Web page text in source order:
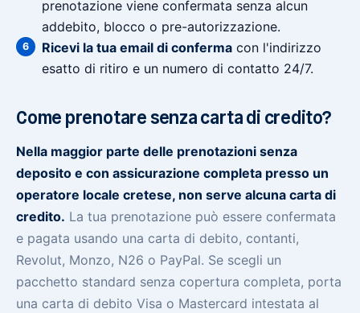
prenotazione viene confermata senza alcun
addebito, blocco o pre-autorizzazione.
Ricevi la tua email di conferma con l'indirizzo
esatto di ritiro e un numero di contatto 24/7.
Come prenotare senza carta di credito?
Nella maggior parte delle prenotazioni senza
deposito e con assicurazione completa presso un
operatore locale cretese, non serve alcuna carta di
credito. La tua prenotazione può essere confermata
e pagata usando una carta di debito, contanti,
Revolut, Monzo, N26 o PayPal. Se scegli un
pacchetto standard senza copertura completa, porta
una carta di debito Visa o Mastercard intestata al